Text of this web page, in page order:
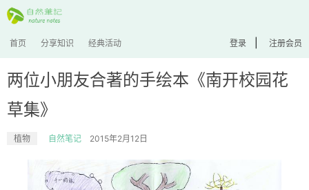
首页 分享知识 经典活动 登录 注册会员
两位小朋友合著的手绘本《南开校园花
草集》
植物 自然笔记 2015年2月12日